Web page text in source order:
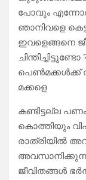
പോവും
ഞാനിവളെ
ഇവളെങ്ങനെ
പെൺമക്കൾക്ക്
മക്കളെ
കണ്ടിട്ടല്ല
കൊത്തിയും
രാത്രിയിൽ
ജീവിതങ്ങൾ